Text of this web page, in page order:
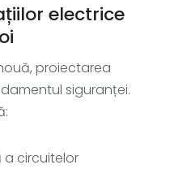
electrice
proiectarea
siguranței.
circuitelor